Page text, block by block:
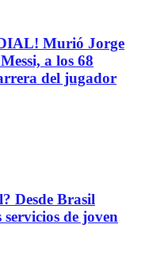
Murió Jorge
a los 68
del jugador
Desde Brasil
de joven